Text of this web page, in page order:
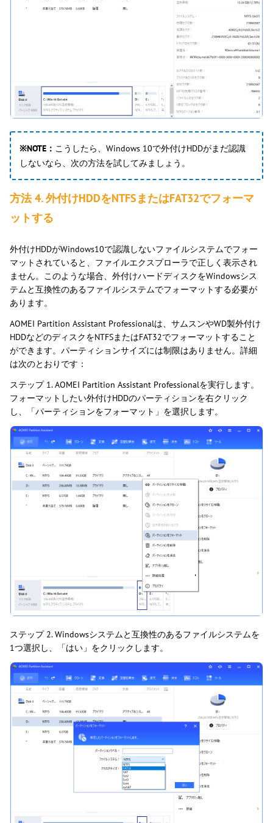
※NOTE： こうしたら、Windows 10で外付けHDDがまだ認識
しないなら、次の方法を試してみましょう。
方法 4. 外付けHDDをNTFSまたはFAT32でフォーマ
ットする
外付けHDDがWindows10で認識しないファイルシステムでフォー
マットされていると、ファイルエクスプローラで正しく表示され
ません。このような場合、外付けハードディスクをWindowsシス
テムと互換性のあるファイルシステムでフォーマットする必要が
あります。
AOMEI Partition Assistant Professionalは、サムスンやWD製外付け
HDDなどのディスクをNTFSまたはFAT32でフォーマットすること
ができます。パーティションサイズには制限はありません。詳細
は次のとおりです：
ステップ 1. AOMEI Partition Assistant Professionalを実行します。
フォーマットしたい外付けHDDのパーティションを右クリック
し、「パーティションをフォーマット」を選択します。
ステップ 2. Windowsシステムと互換性のあるファイルシステムを
1つ選択し、「はい」をクリックします。